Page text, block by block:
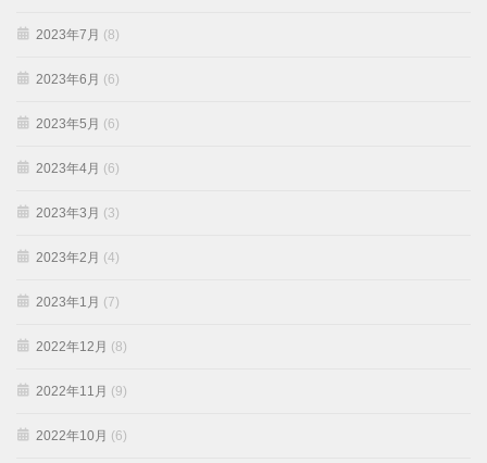
2023年7月 (8)
2023年6月 (6)
2023年5月 (6)
2023年4月 (6)
2023年3月 (3)
2023年2月 (4)
2023年1月 (7)
2022年12月 (8)
2022年11月 (9)
2022年10月 (6)